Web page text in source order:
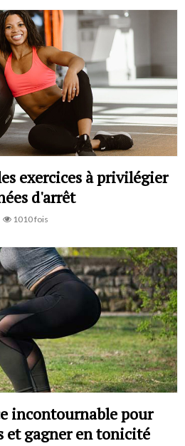
exercices à privilégier
d'arrêt
1010 fois
incontournable pour
et gagner en tonicité